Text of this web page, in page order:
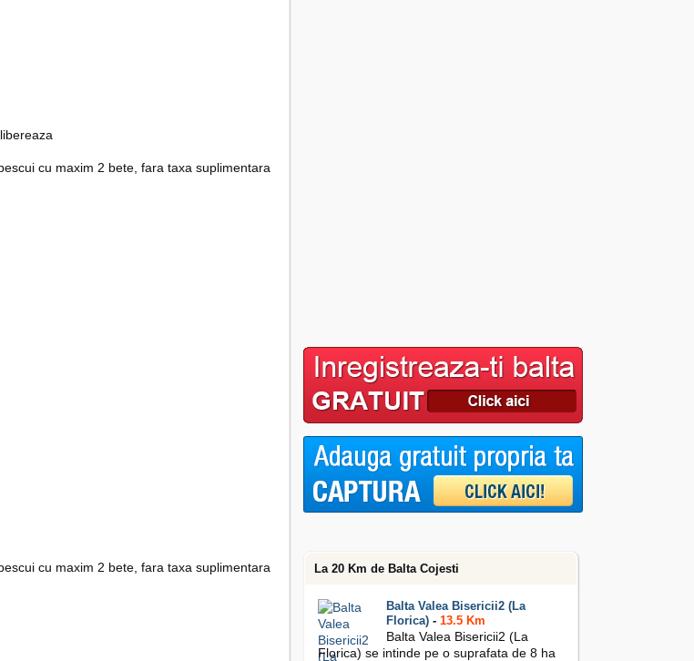
cu maxim 2 bete, fara taxa suplimentara
cu maxim 2 bete, fara taxa suplimentara
La 20 Km de Balta Cojesti
Balta Valea Bisericii2 (La
Florica)- 13.5 Km
Balta Valea Bisericii2 (La
Florica) se intinde pe o suprafata de 8 ha